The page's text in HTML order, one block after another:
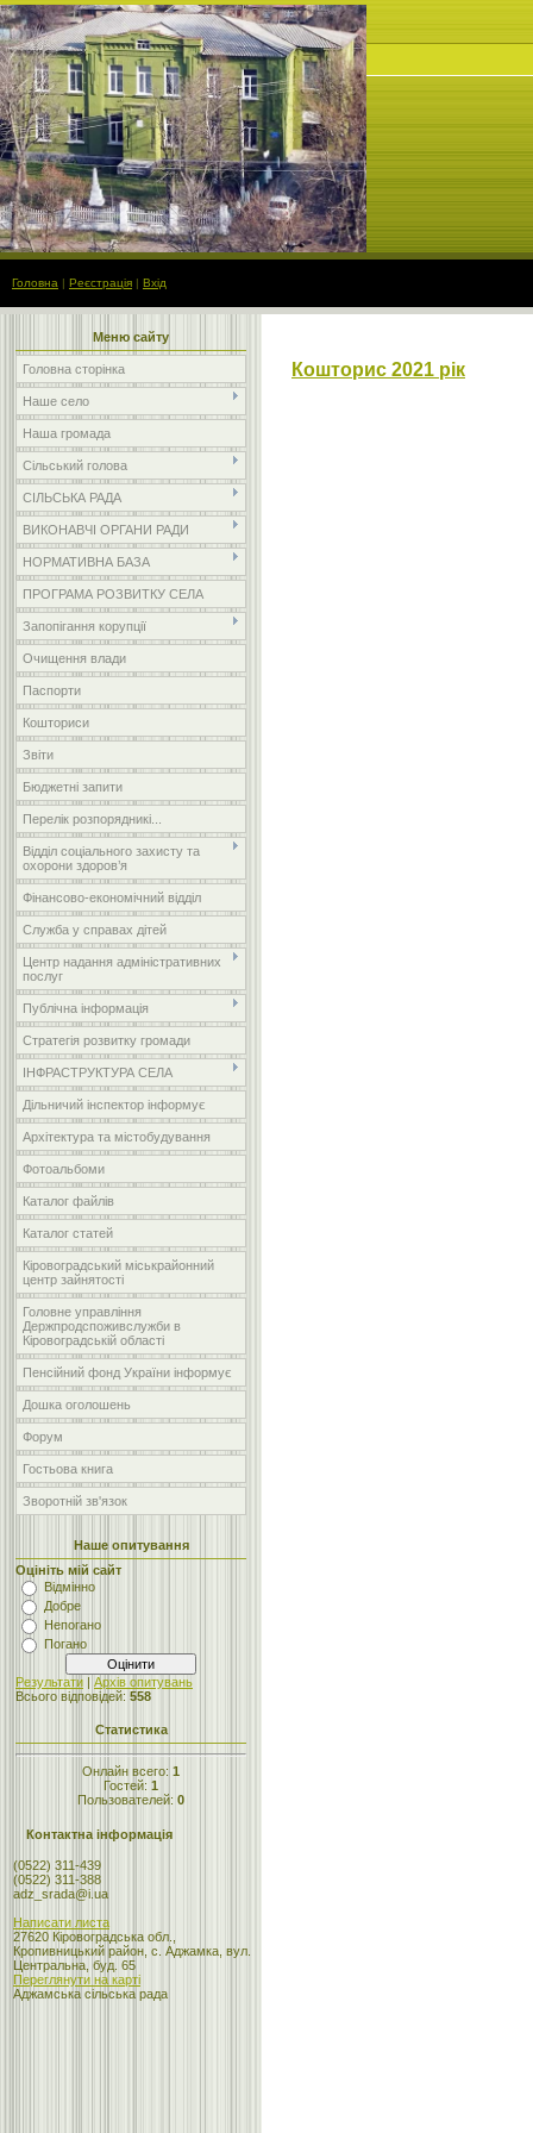
Головна | Реєстрація | Вхід
Меню сайту
Головна сторінка
Наше село
Наша громада
Сільський голова
СІЛЬСЬКА РАДА
ВИКОНАВЧІ ОРГАНИ РАДИ
НОРМАТИВНА БАЗА
ПРОГРАМА РОЗВИТКУ СЕЛА
Запопігання корупції
Очищення влади
Паспорти
Кошториси
Звіти
Бюджетні запити
Перелік розпорядникі...
Відділ соціального захисту та
охорони здоров’я
Фінансово-економічний відділ
Служба у справах дітей
Центр надання адміністративних
послуг
Публічна інформація
Стратегія розвитку громади
ІНФРАСТРУКТУРА СЕЛА
Дільничий інспектор інформує
Архітектура та містобудування
Фотоальбоми
Каталог файлів
Каталог статей
Кіровоградський міськрайонний
центр зайнятості
Головне управління
Держпродспоживслужби в
Кіровоградській області
Пенсійний фонд України інформує
Дошка оголошень
Форум
Гостьова книга
Зворотній зв'язок
Наше опитування
Оцініть мій сайт
Відмінно
Добре
Непогано
Погано
Результати | Архів опитувань
Всього відповідей: 558
Статистика
Онлайн всего: 1
Гостей: 1
Пользователей: 0
Контактна інформація
(0522) 311-439
(0522) 311-388
adz_srada@i.ua
Написати листа
27620 Кіровоградська обл.,
Кропивницький район, с. Аджамка, вул.
Центральна, буд. 65
Переглянути на карті
Аджамська сільська рада
Кошторис 2021 рік